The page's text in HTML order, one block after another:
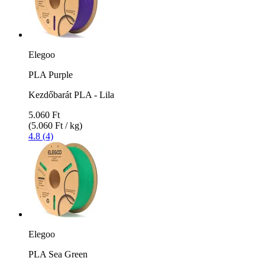
Elegoo
PLA Purple
Kezdőbarát PLA - Lila
5.060 Ft
(5.060 Ft / kg)
4.8 (4)
Elegoo
PLA Sea Green